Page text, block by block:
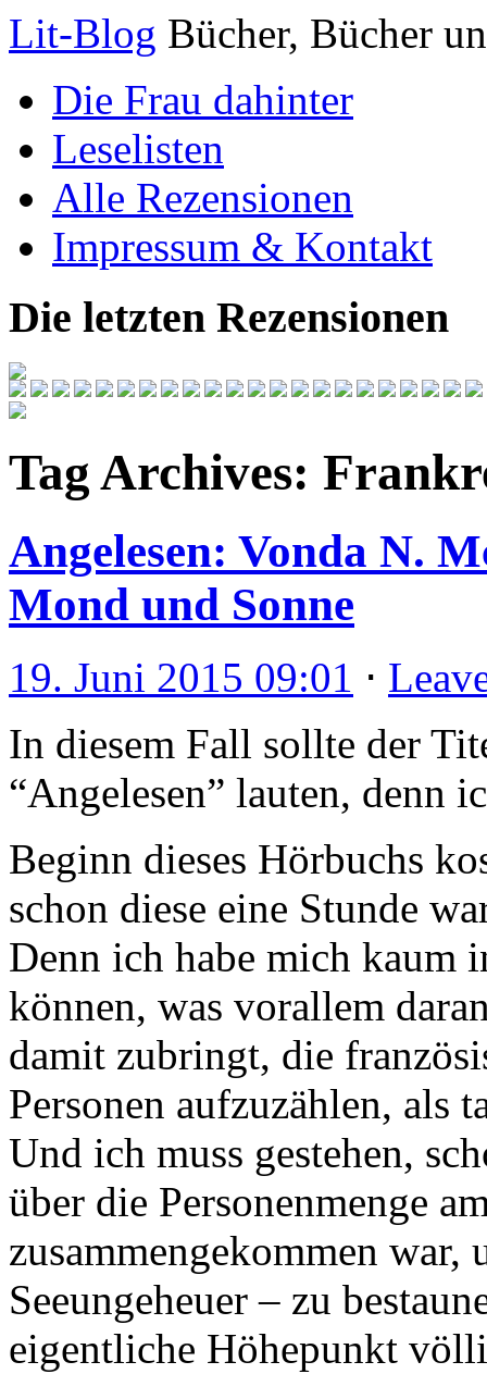
Lit-Blog Bücher, Bücher
Die Frau dahinter
Leselisten
Alle Rezensionen
Impressum & Kontakt
Die letzten Rezensionen
Tag Archives:
Angelesen: Vonda N.
Mond und Sonne
19. Juni 2015 09:01 ⋅
In diesem Fall sollte der
“Angelesen” lauten, denn
Beginn dieses Hörbuchs
schon diese eine Stunde
Denn ich habe mich kaum
können, was vorallem
damit zubringt, die
Personen aufzuzählen, als
Und ich muss gestehen,
über die Personenmenge
zusammengekommen
Seeungeheuer – zu
eigentliche Höhepunkt